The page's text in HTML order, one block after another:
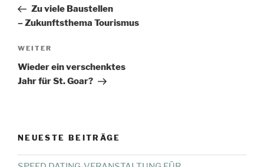
Beitrag
Zu viele Baustellen
– Zukunftsthema Tourismus
Nächster
Beitrag
WEITER
Wieder ein verschenktes
Jahr für St. Goar?
NEUESTE BEITRÄGE